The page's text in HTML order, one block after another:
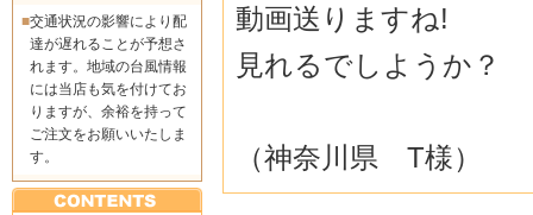
■交通状況の影響により配
達が遅れることが予想さ
れます。地域の台風情報
には当店も気を付けてお
りますが、余裕を持って
ご注文をお願いいたしま
す。
動画送りますね!
見れるでしようか？
（神奈川県 T様）